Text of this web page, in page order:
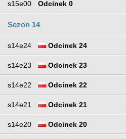
s15e00 Odcinek 0
Sezon 14
s14e24 Odcinek 24
s14e23 Odcinek 23
s14e22 Odcinek 22
s14e21 Odcinek 21
s14e20 Odcinek 20